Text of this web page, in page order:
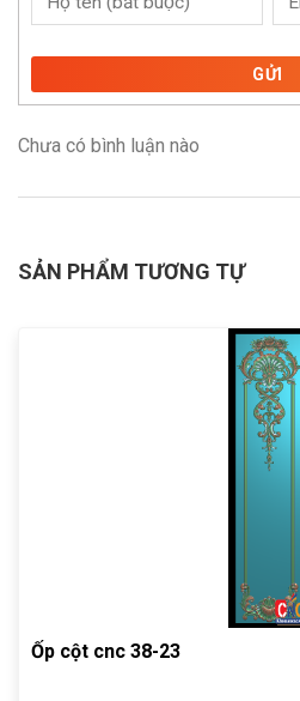
GỬI
Chưa có bình luận nào
SẢN PHẨM TƯƠNG TỰ
Ốp cột cnc 38-23